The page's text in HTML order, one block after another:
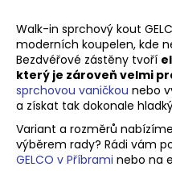
Walk-in sprchový kout
moderních koupelen, kde
Bezdvéřové zástěny tvoří
který je zároveň velmi
sprchovou vaničkou nebo
a získat tak dokonale
Variant a rozměrů
výběrem rady? Rádi vám
GELCO v Příbrami nebo na